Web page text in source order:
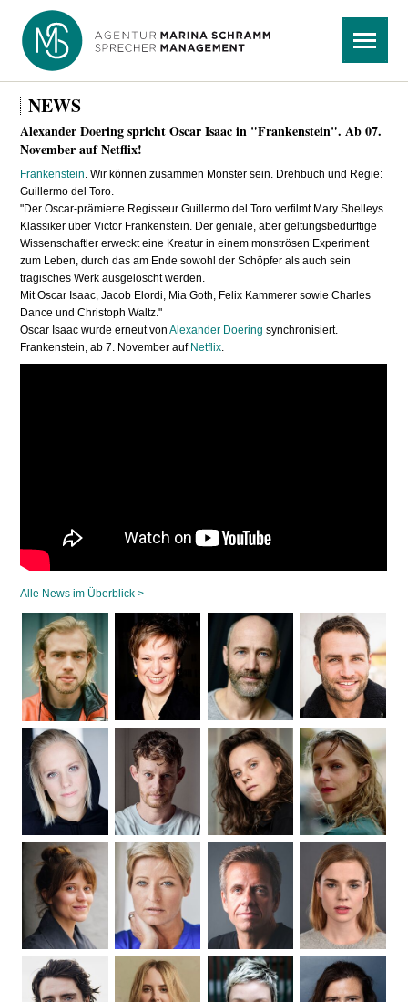
Navigation
überspringen
NEWS
Alexander Doering spricht Oscar Isaac in "Frankenstein". Ab 07.
November auf Netflix!
Frankenstein . Wir können zusammen Monster sein. Drehbuch und Regie:
Guillermo del Toro.
"Der Oscar-prämierte Regisseur Guillermo del Toro verfilmt Mary Shelleys
Klassiker über Victor Frankenstein. Der geniale, aber geltungsbedürftige
Wissenschaftler erweckt eine Kreatur in einem monströsen Experiment
zum Leben, durch das am Ende sowohl der Schöpfer als auch sein
tragisches Werk ausgelöscht werden.
Mit Oscar Isaac, Jacob Elordi, Mia Goth, Felix Kammerer sowie Charles
Dance und Christoph Waltz."
Oscar Isaac wurde erneut vonAlexander Doeringsynchronisiert.
Frankenstein, ab 7. November auf Netflix
Alle News im Überblick >
Navigation
überspringen